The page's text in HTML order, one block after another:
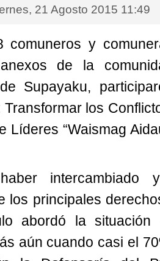
21 Agosto 2015 11:49
comuneros y
de la
Supayaku,
Transformar los
Líderes “Waismag
intercambiado
los principales
abordó la situación
aún cuando casi el